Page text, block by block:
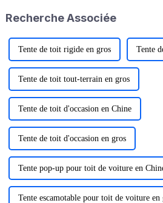
ne pouvez pas vous tromper
Recherche Associée
Tente de toit rigide en gros Tente
Tente de toit tout-terrain en gros
Tente de toit d'occasion en Chine
Tente de toit d'occasion en gros
Tente pop-up pour toit de voiture en
Tente escamotable pour toit de voiture en